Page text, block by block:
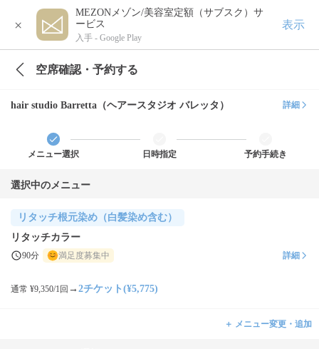
×
MEZONメゾン/美容室定額（サブスク）サ
ービス
入手 - Google Play
表示
空席確認・予約する
hair studio Barretta（ヘアースタジオ バレッタ） 詳細
メニュー選択 日時指定 予約手続き
選択中のメニュー
リタッチ根元染め（白髪染め含む）
リタッチカラー
90分 満足度募集中 詳細
通常 ¥9,350/1回 → 2チケット(¥5,775)
＋ メニュー変更・追加